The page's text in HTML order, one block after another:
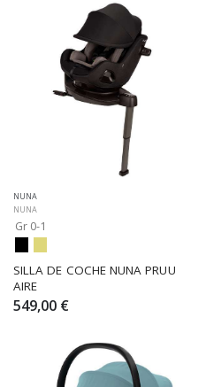
NUNA
NUNA
Gr 0-1
SILLA DE COCHE NUNA PRUU
AIRE
549,00 €